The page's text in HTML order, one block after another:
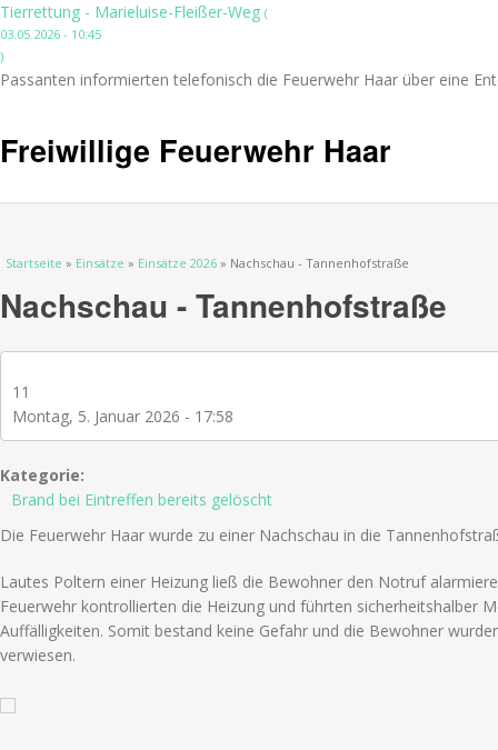
Tierrettung - Marieluise-Fleißer-Weg (
03.05.2026 - 10:45
)
Passanten informierten telefonisch die Feuerwehr Haar über eine
Freiwillige Feuerwehr Haar
Sie sind hier
Startseite » Einsätze » Einsätze 2026 » Nachschau - Tannenhofstraße
Nachschau - Tannenhofstraße
11
Montag, 5. Januar 2026 - 17:58
Kategorie:
Brand bei Eintreffen bereits gelöscht
Die Feuerwehr Haar wurde zu einer Nachschau in die
Lautes Poltern einer Heizung ließ die Bewohner den Notruf
Feuerwehr kontrollierten die Heizung und führten sicherheitshalber
Auffälligkeiten. Somit bestand keine Gefahr und die Bewohner
verwiesen.